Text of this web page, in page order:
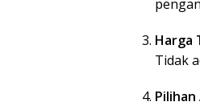
Harga
Tidak